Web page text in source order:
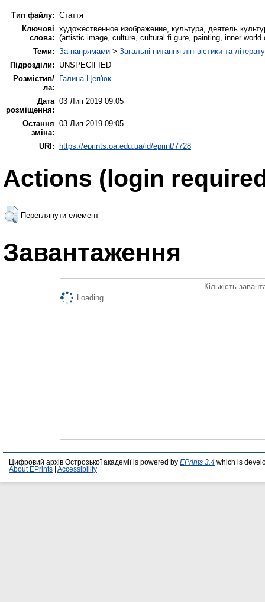
Тип файлу: Стаття
Ключові
слова:
художественное изображение, культура, деятель
(artistic image, culture, cultural fi gure, painting, inner
Теми: За напрямами > Загальні питання лінгвістики та
Підрозділи:
UNSPECIFIED
Розмістив/
ла:
Галина Цеп'юк
Дата
розміщення:
03 Лип 2019 09:05
Остання
зміна:
03 Лип 2019 09:05
URI: https://eprints.oa.edu.ua/id/eprint/7728
Actions (login
Переглянути елемент
Завантаження
Кількість
Loading...
Цифровий архів Острозької академії is powered by EPrints 3.4 which is
About EPrints
Accessibility